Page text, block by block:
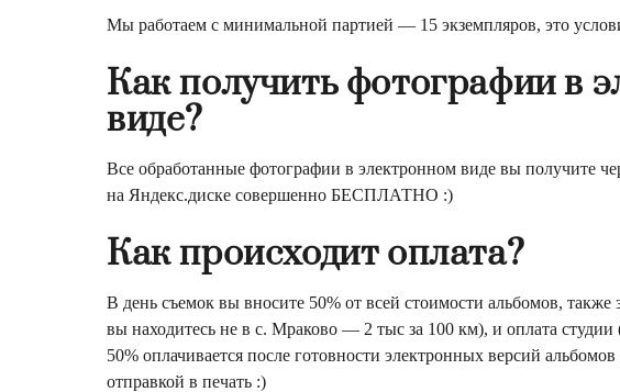
Мы работаем с минимальной партией — 15 экземпляров, это
Как получить фотографии в
виде?
Все обработанные фотографии в электронном виде вы получите
на Яндекс.диске совершенно БЕСПЛАТНО :)
Как происходит оплата?
В день съемок вы вносите 50% от всей стоимости альбомов, также
вы находитесь не в с. Мраково — 2 тыс за 100 км), и оплата студии
50% оплачивается после готовности электронных версий
отправкой в печать :)